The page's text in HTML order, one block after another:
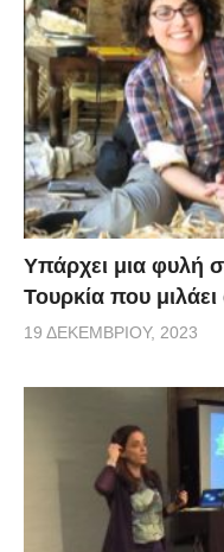
Υπάρχει μια φυλή
Τουρκία που
19 ΔΕΚΕΜΒΡΊΟΥ, 2023